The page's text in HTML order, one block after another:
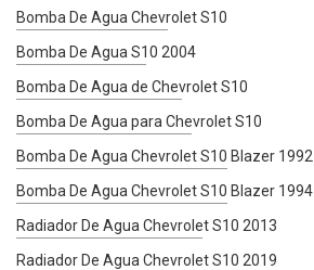
Bomba De Agua Chevrolet S10
Bomba De Agua S10 2004
Bomba De Agua de Chevrolet S10
Bomba De Agua para Chevrolet S10
Bomba De Agua Chevrolet S10 Blazer 1992
Bomba De Agua Chevrolet S10 Blazer 1994
Radiador De Agua Chevrolet S10 2013
Radiador De Agua Chevrolet S10 2019